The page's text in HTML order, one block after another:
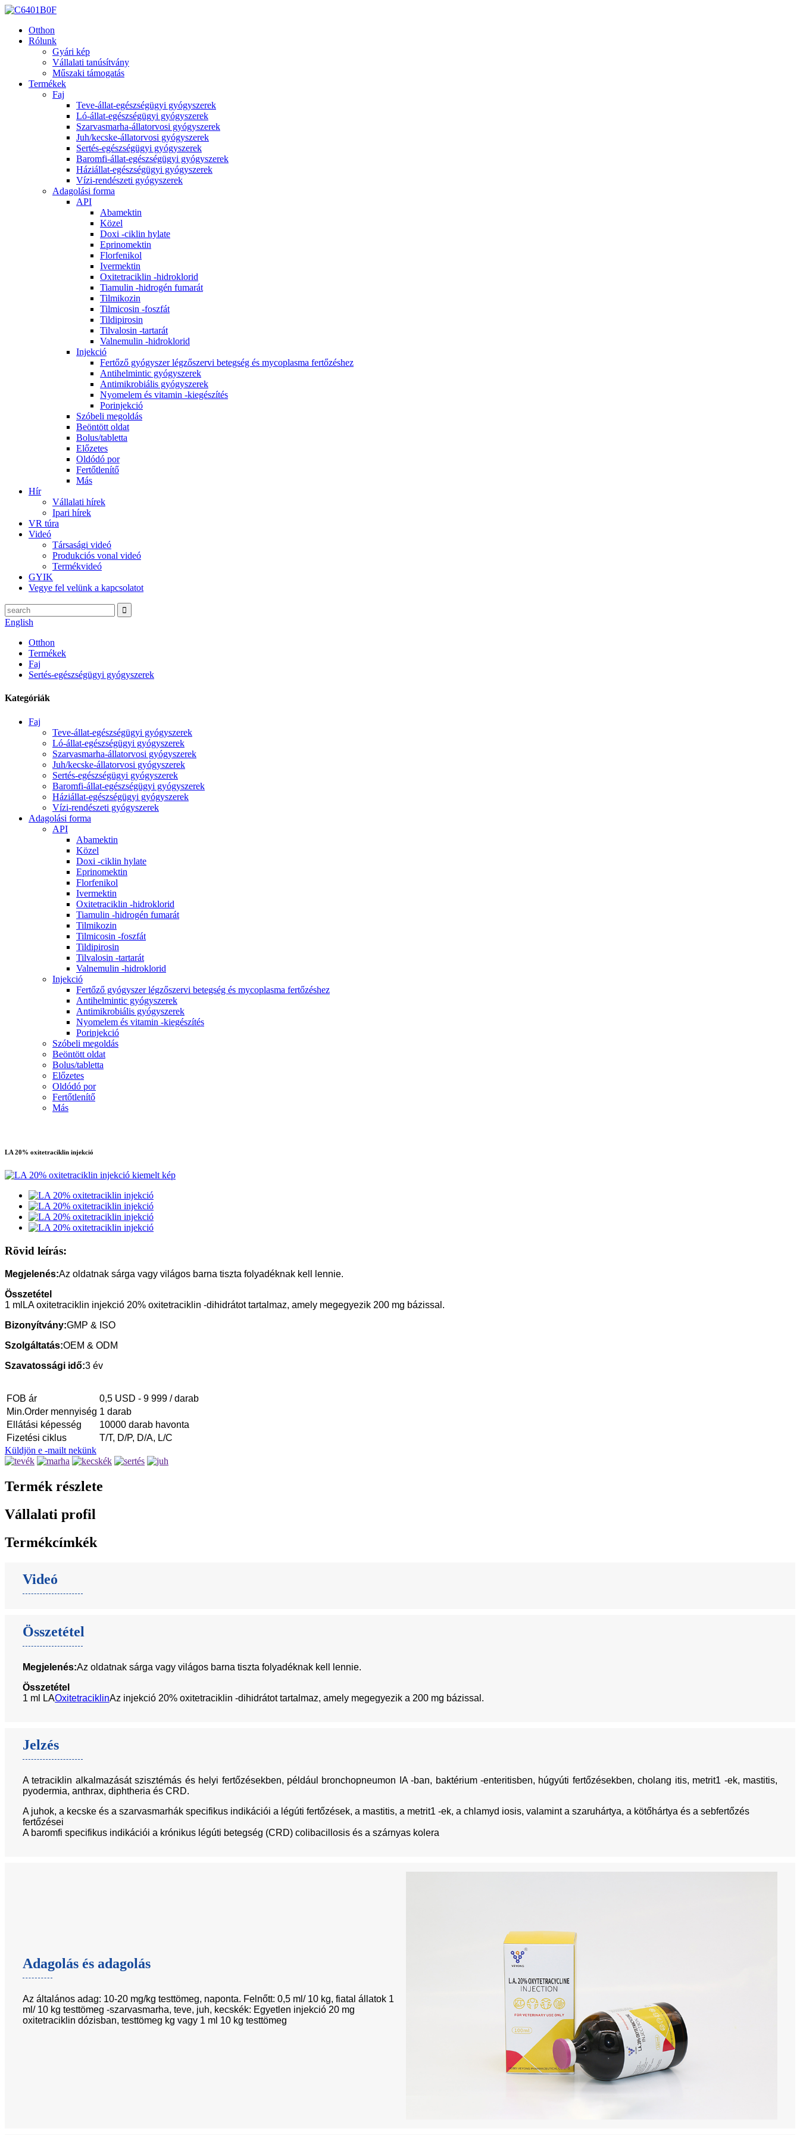
Otthon
Rólunk
Gyári kép
Vállalati tanúsítvány
Műszaki támogatás
Termékek
Faj
Teve-állat-egészségügyi gyógyszerek
Ló-állat-egészségügyi gyógyszerek
Szarvasmarha-állatorvosi gyógyszerek
Juh/kecske-állatorvosi gyógyszerek
Sertés-egészségügyi gyógyszerek
Baromfi-állat-egészségügyi gyógyszerek
Háziállat-egészségügyi gyógyszerek
Vízi-rendészeti gyógyszerek
Adagolási forma
API
Abamektin
Közel
Doxi -ciklin hylate
Eprinomektin
Florfenikol
Ivermektin
Oxitetraciklin -hidroklorid
Tiamulin -hidrogén fumarát
Tilmikozin
Tilmicosin -foszfát
Tildipirosin
Tilvalosin -tartarát
Valnemulin -hidroklorid
Injekció
Fertőző gyógyszer légzőszervi betegség és mycoplasma fertőzéshez
Antihelmintic gyógyszerek
Antimikrobiális gyógyszerek
Nyomelem és vitamin -kiegészítés
Porinjekció
Szóbeli megoldás
Beöntött oldat
Bolus/tabletta
Előzetes
Oldódó por
Fertőtlenítő
Más
Hír
Vállalati hírek
Ipari hírek
VR túra
Videó
Társasági videó
Produkciós vonal videó
Termékvideó
GYIK
Vegye fel velünk a kapcsolatot
English
Otthon
Termékek
Faj
Sertés-egészségügyi gyógyszerek
Kategóriák
Faj
Teve-állat-egészségügyi gyógyszerek
Ló-állat-egészségügyi gyógyszerek
Szarvasmarha-állatorvosi gyógyszerek
Juh/kecske-állatorvosi gyógyszerek
Sertés-egészségügyi gyógyszerek
Baromfi-állat-egészségügyi gyógyszerek
Háziállat-egészségügyi gyógyszerek
Vízi-rendészeti gyógyszerek
Adagolási forma
API
Abamektin
Közel
Doxi -ciklin hylate
Eprinomektin
Florfenikol
Ivermektin
Oxitetraciklin -hidroklorid
Tiamulin -hidrogén fumarát
Tilmikozin
Tilmicosin -foszfát
Tildipirosin
Tilvalosin -tartarát
Valnemulin -hidroklorid
Injekció
Fertőző gyógyszer légzőszervi betegség és mycoplasma fertőzéshez
Antihelmintic gyógyszerek
Antimikrobiális gyógyszerek
Nyomelem és vitamin -kiegészítés
Porinjekció
Szóbeli megoldás
Beöntött oldat
Bolus/tabletta
Előzetes
Oldódó por
Fertőtlenítő
Más
LA 20% oxitetraciklin injekció
Rövid leírás:
Megjelenés:Az oldatnak sárga vagy világos barna tiszta folyadéknak kell lennie.
Összetétel
1 ml LA oxitetraciklin injekció 20% oxitetraciklin -dihidrátot tartalmaz, amely megegyezik 200 mg bázissal.
Bizonyítvány:GMP & ISO
Szolgáltatás:OEM & ODM
Szavatossági idő:3 év
FOB ár
0,5 USD - 9 999 / darab
Min.Order mennyiség 1 darab
Ellátási képesség
10000 darab havonta
Fizetési ciklus
T/T, D/P, D/A, L/C
Küldjön e -mailt nekünk
Termék részlete
Vállalati profil
Termékcímkék
Videó
Összetétel
Megjelenés:Az oldatnak sárga vagy világos barna tiszta folyadéknak kell lennie.
Összetétel
1 ml LAOxitetraciklinAz injekció 20% oxitetraciklin -dihidrátot tartalmaz, amely megegyezik a 200 mg bázissal.
Jelzés
A tetraciklin alkalmazását szisztémás és helyi fertőzésekben, például bronchopneumon IA -ban, baktérium -enteritisben, húgyúti fertőzésekben, cholang itis, metrit1 -ek, mastitis,
pyodermia, anthrax, diphtheria és CRD.
A juhok, a kecske és a szarvasmarhák specifikus indikációi a légúti fertőzések, a mastitis, a metrit1 -ek, a chlamyd iosis, valamint a szaruhártya, a kötőhártya és a sebfertőzés
fertőzései
A baromfi specifikus indikációi a krónikus légúti betegség (CRD) colibacillosis és a szárnyas kolera
Adagolás és adagolás
Az általános adag: 10-20 mg/kg testtömeg, naponta. Felnőtt: 0,5 ml/ 10 kg, fiatal állatok 1
ml/ 10 kg testtömeg -szarvasmarha, teve, juh, kecskék: Egyetlen injekció 20 mg
oxitetraciklin dózisban, testtömeg kg vagy 1 ml 10 kg testtömeg